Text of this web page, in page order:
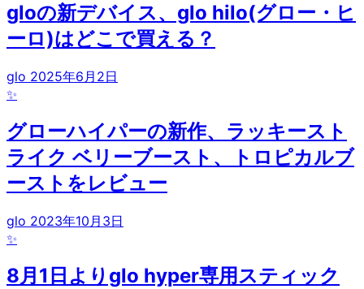
gloの新デバイス、glo hilo(グロー・ヒ
ーロ)はどこで買える？
glo 2025年6月2日
✨
グローハイパーの新作、ラッキースト
ライク ベリーブースト、トロピカルブ
ーストをレビュー
glo 2023年10月3日
✨
8月1日よりglo hyper専用スティック